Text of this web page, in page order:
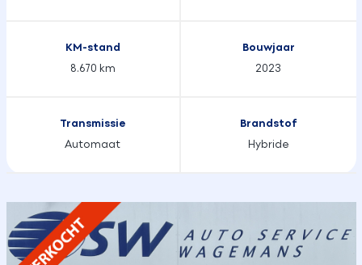
KM-stand
8.670 km
Bouwjaar
2023
Transmissie
Automaat
Brandstof
Hybride